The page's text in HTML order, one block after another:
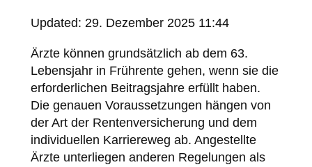
Updated: 29. Dezember 2025 11:44
Ärzte können grundsätzlich ab dem 63.
Lebensjahr in Frührente gehen, wenn sie die
erforderlichen Beitragsjahre erfüllt haben.
Die genauen Voraussetzungen hängen von
der Art der Rentenversicherung und dem
individuellen Karriereweg ab. Angestellte
Ärzte unterliegen anderen Regelungen als